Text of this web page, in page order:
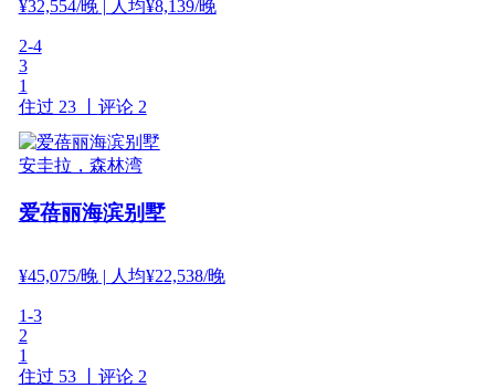
¥32,554/晚| 人均¥8,139/晚
2-4
3
1
住过 23 丨 评论 2
安圭拉，森林湾
爱蓓丽海滨别墅
¥45,075/晚| 人均¥22,538/晚
1-3
2
1
住过 53 丨 评论 2